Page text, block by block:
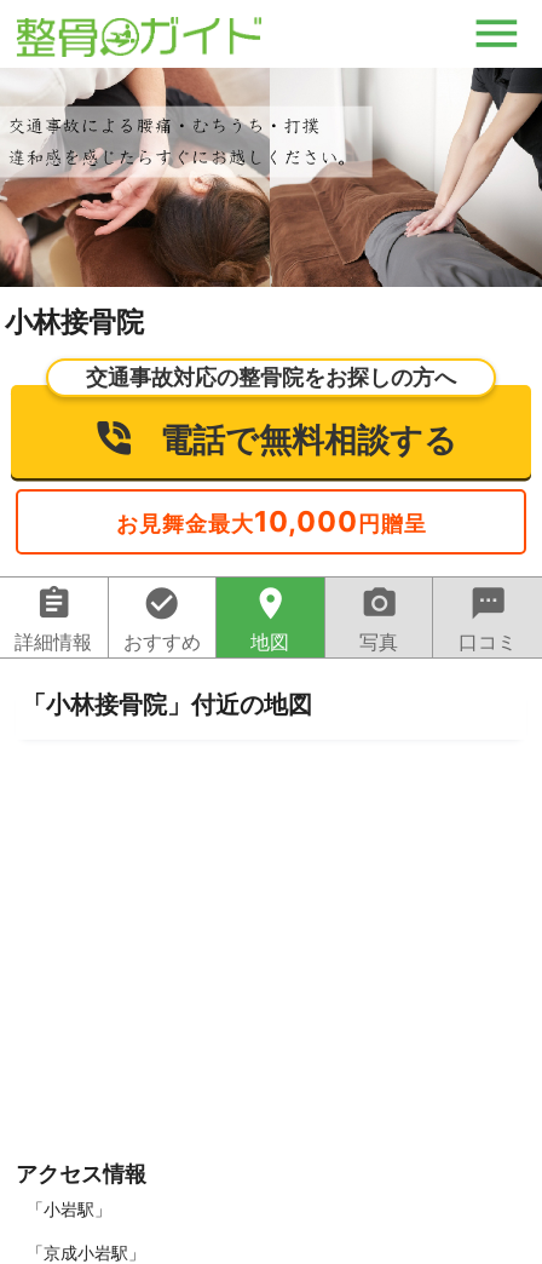
小林接骨院
交通事故対応の整骨院をお探しの方へ
電話で無料相談する
お見舞金最大10,000 円贈呈
assignment
詳細情報
check_circle
おすすめ
location_on
地図
camera_alt
写真
sms
口コミ
「小林接骨院」付近の地図
アクセス情報
「小岩駅」
「京成小岩駅」